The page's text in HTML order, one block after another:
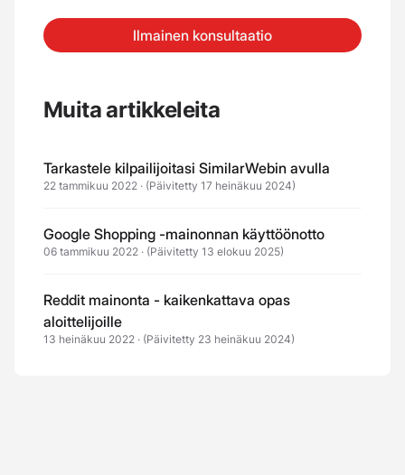
Ilmainen konsultaatio
Muita artikkeleita
Tarkastele kilpailijoitasi SimilarWebin avulla
22 tammikuu 2022 · (Päivitetty 17 heinäkuu 2024)
Google Shopping -mainonnan käyttöönotto
06 tammikuu 2022 · (Päivitetty 13 elokuu 2025)
Reddit mainonta - kaikenkattava opas
aloittelijoille
13 heinäkuu 2022 · (Päivitetty 23 heinäkuu 2024)